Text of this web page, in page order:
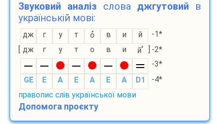
Звуковий аналіз слова джгутовий в
українській мові:
дж г у т о в и й
-1*
[ дж г у т о в и й’ ] -2*
-3*
GE
E A E A E A D1
-4*
правопис слів української мови
Допомога проєкту